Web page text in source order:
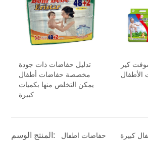
تدليل حفاضات ذات جودة
مخصصة حفاضات أطفال
يمكن التخلص منها بكميات
كبيرة
كير
الأطفال
المنتج الوسم: حفاضات اطفال
كبيرة